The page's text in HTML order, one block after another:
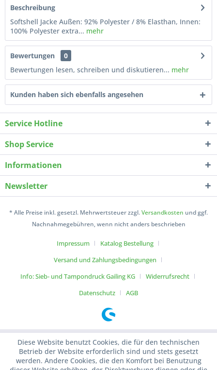
Beschreibung
Softshell Jacke Außen: 92% Polyester / 8% Elasthan, Innen:
100% Polyester extra... mehr
Bewertungen
0
Bewertungen lesen, schreiben und diskutieren... mehr
Kunden haben sich ebenfalls angesehen
Service Hotline
Shop Service
Informationen
Newsletter
* Alle Preise inkl. gesetzl. Mehrwertsteuer zzgl.Versandkosten und ggf.
Nachnahmegebühren, wenn nicht anders beschrieben
Impressum
Katalog Bestellung
Versand und Zahlungsbedingungen
Info: Sieb- und Tampondruck Gailing KG
Widerrufsrecht
Datenschutz
AGB
Diese Website benutzt Cookies, die für den technischen
Betrieb der Website erforderlich sind und stets gesetzt
werden. Andere Cookies, die den Komfort bei Benutzung